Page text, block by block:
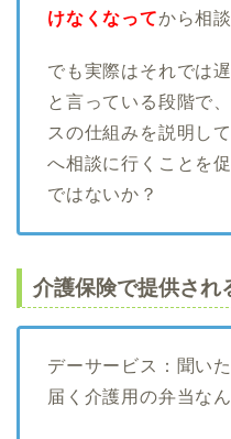
けなくなってから相
でも実際はそれでは
と言っている段階で
スの仕組みを説明し
へ相談に行くことを
ではないか？
介護保険で提供され
デーサービス：聞い
届く介護用の弁当な